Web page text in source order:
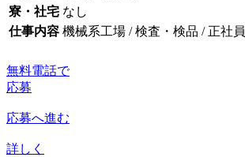
寮・社宅 なし
仕事内容 機械系工場 / 検査・検品 / 正社員
無料電話で
応募
応募へ進む
詳しく